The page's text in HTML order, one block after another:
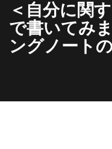
＜自分に関
で書いてみ
ングノート